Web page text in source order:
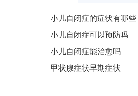
小儿自闭症的症状有哪些
小儿自闭症可以预防吗
小儿自闭症能治愈吗
甲状腺症状早期症状